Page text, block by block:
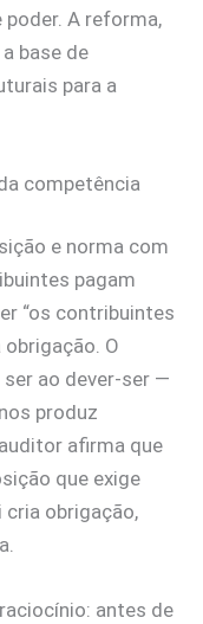
poder. A reforma,
base de
para a
competência
e norma com
pagam
“os contribuintes
O
ao dever-ser —
produz
afirma que
que exige
cria obrigação,
antes de